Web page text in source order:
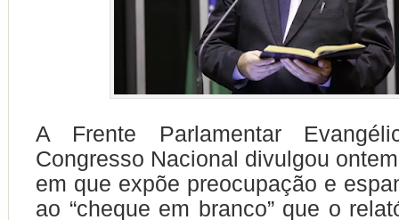
A Frente Parlamentar
Congresso Nacional divulgou
em que expõe preocupação e
ao “cheque em branco” que o